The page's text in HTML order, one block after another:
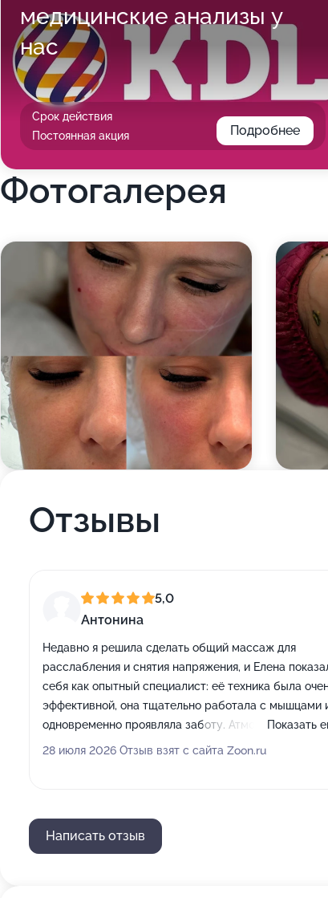
медицинские анализы у
нас
Срок действия
Постоянная акция
Подробнее
Фотогалерея
Отзывы
5,0
Антонина
Недавно я решила сделать общий массаж для
расслабления и снятия напряжения, и Елена
себя как опытный специалист: её техника была
эффективной, она тщательно работала с мышцами
одновременно проявляла заботу. Атмосфера и
условия также оставили приятное впечатление:
Показать
28 июля 2026 Отзыв взят с сайта Zoon.ru
Написать отзыв